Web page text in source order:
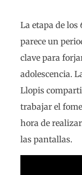
La etapa de los
parece un
clave para
adolescencia.
Llopis
trabajar el
hora de
las pantallas.